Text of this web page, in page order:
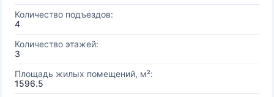
Количество подъездов:
4
Количество этажей:
3
Площадь жилых помещений, м²:
1596.5